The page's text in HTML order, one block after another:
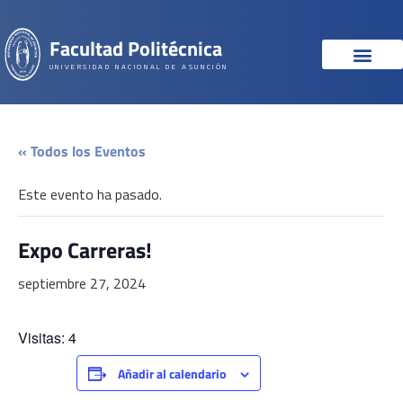
Facultad Politécnica
UNIVERSIDAD NACIONAL DE ASUNCIÓN
« Todos los Eventos
Este evento ha pasado.
Expo Carreras!
septiembre 27, 2024
Visitas: 4
Añadir al calendario